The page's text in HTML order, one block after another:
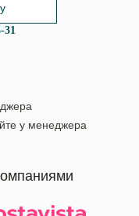
31
у менеджера